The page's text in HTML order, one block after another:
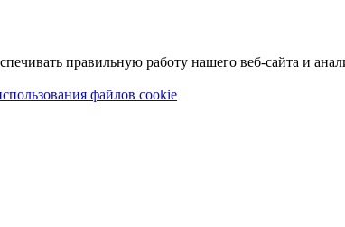
правильную работу нашего веб-сайта и
файлов cookie